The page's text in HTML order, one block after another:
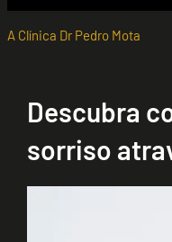
A Clínica Dr Pedro Mota
Descubra
sorriso